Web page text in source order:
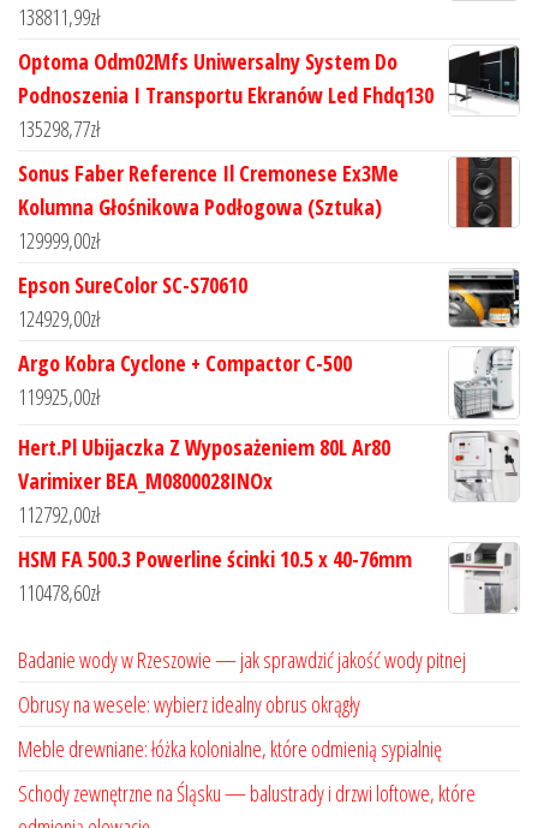
138811,99zł
Optoma Odm02Mfs Uniwersalny System Do
Podnoszenia I Transportu Ekranów Led Fhdq130
135298,77zł
Sonus Faber Reference Il Cremonese Ex3Me
Kolumna Głośnikowa Podłogowa (Sztuka)
129999,00zł
Epson SureColor SC-S70610
124929,00zł
Argo Kobra Cyclone + Compactor C-500
119925,00zł
Hert.Pl Ubijaczka Z Wyposażeniem 80L Ar80
Varimixer BEA_M0800028INOx
112792,00zł
HSM FA 500.3 Powerline ścinki 10.5 x 40-76mm
110478,60zł
Badanie wody w Rzeszowie — jak sprawdzić jakość wody pitnej
Obrusy na wesele: wybierz idealny obrus okrągły
Meble drewniane: łóżka kolonialne, które odmienią sypialnię
Schody zewnętrzne na Śląsku — balustrady i drzwi loftowe, które